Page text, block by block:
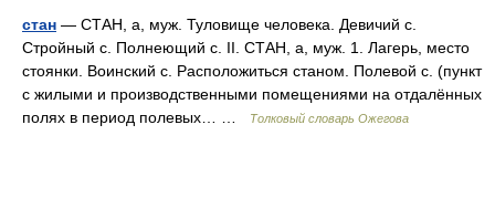
стан — СТАН, а, муж. Туловище человека. Девичий с.
Стройный с. Полнеющий с. II. СТАН, а, муж. 1. Лагерь, место
стоянки. Воинский с. Расположиться станом. Полевой с. (пункт
с жилыми и производственными помещениями на отдалённых
полях в период полевых… …
Толковый словарь Ожегова